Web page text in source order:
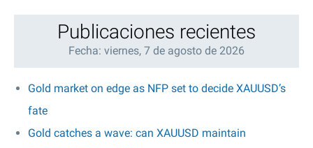
Publicaciones recientes
Fecha: viernes, 7 de agosto de 2026
Gold market on edge as NFP set to decide XAUUSD’s
fate
Gold catches a wave: can XAUUSD maintain